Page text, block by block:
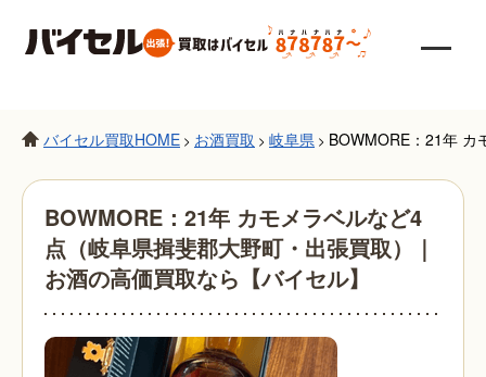
バイセル買取HOME > お酒買取 > 岐阜県 > BOWMORE：21年 カ
BOWMORE：21年 カモメラベルなど4
点（岐阜県揖斐郡大野町・出張買取）｜
お酒の高価買取なら【バイセル】